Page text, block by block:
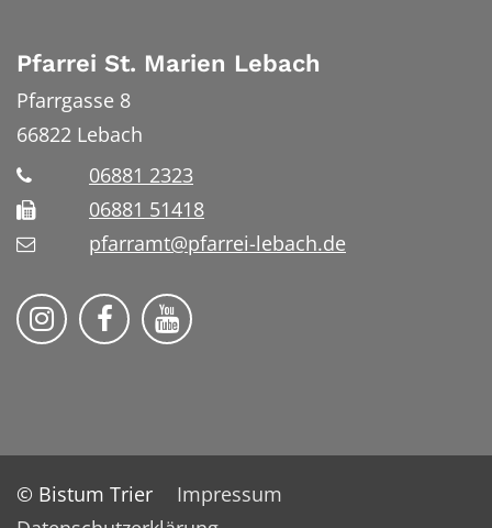
Pfarrei St. Marien Lebach
Pfarrgasse 8
66822 Lebach
06881 2323
06881 51418
pfarramt@pfarrei-lebach.de
Bistum Trier auf Instragram
Bistum Trier auf Facebook
Bistum Trier auf YouTube
© Bistum Trier
Impressum